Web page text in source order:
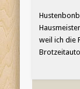
weil ich die